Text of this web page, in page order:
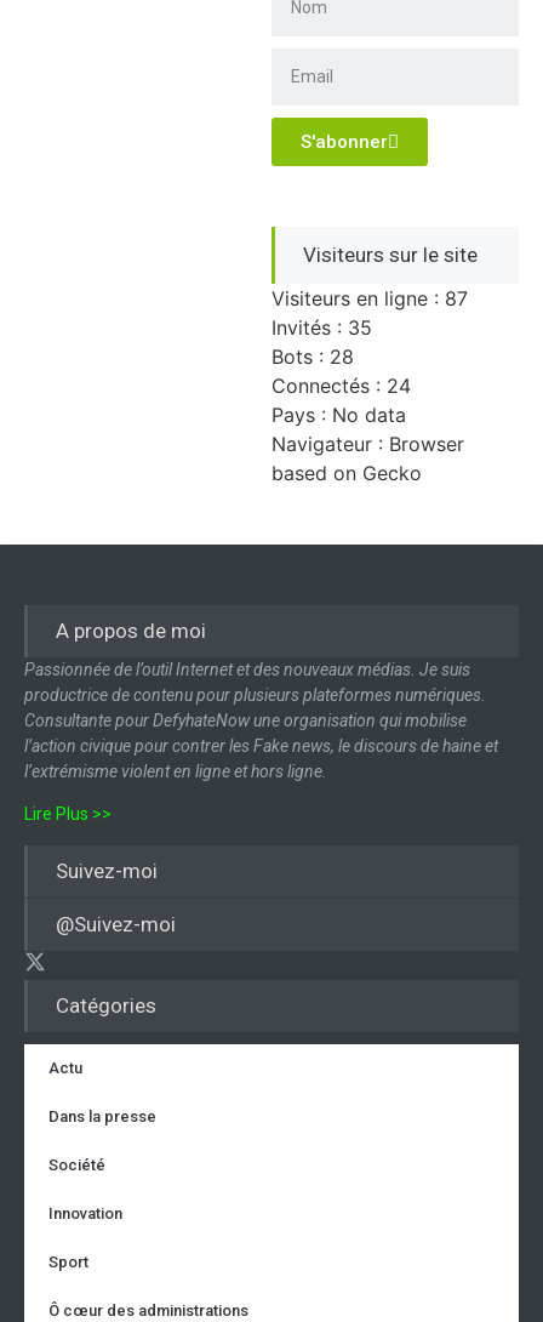
S'abonner
Visiteurs sur le site
Visiteurs en ligne : 87
Invités : 35
Bots : 28
Connectés : 24
Pays : No data
Navigateur : Browser
based on Gecko
Catégories
Actu
Dans la presse
Société
Innovation
Sport
Ô cœur des administrations
A propos de moi
Passionnée de l’outil Internet et des nouveaux médias. Je suis
productrice de contenu pour plusieurs plateformes numériques.
Consultante pour DefyhateNow une organisation qui mobilise
l’action civique pour contrer les Fake news, le discours de haine et
l’extrémisme violent en ligne et hors ligne.
Lire Plus >>
Suivez-moi
@Suivez-moi